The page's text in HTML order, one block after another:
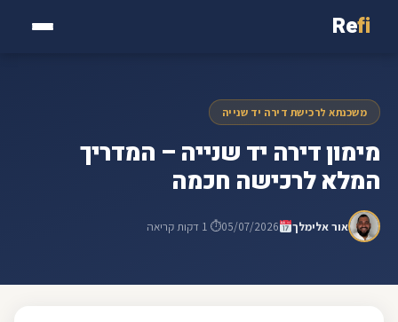
Refi
משכנתא לרכישת דירה יד שנייה
מימון דירה יד שנייה – המדריך
המלא לרכישה חכמה
אור אלימלך 05/07/2026⏱ 1 דקות קריאה